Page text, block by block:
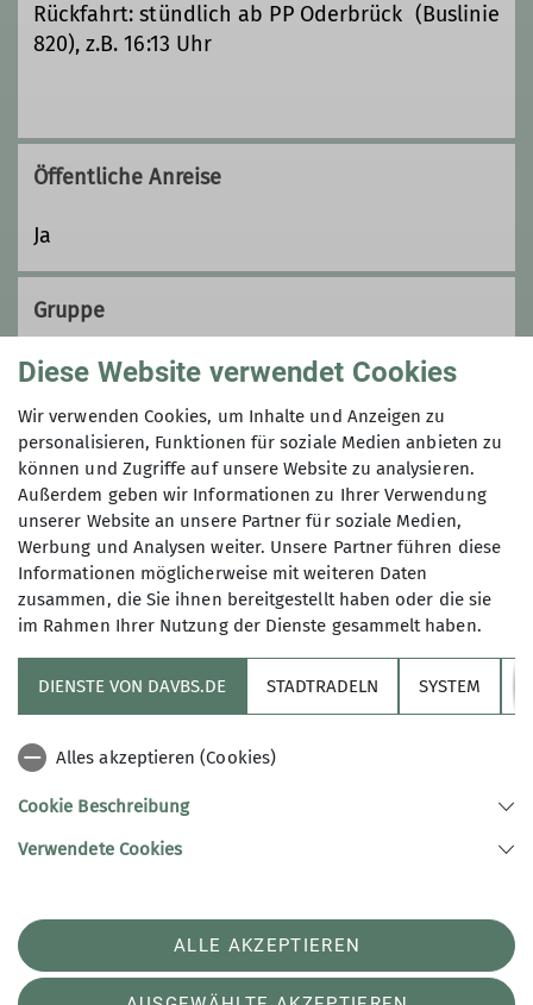
Rückfahrt: stündlich ab PP Oderbrück (Buslinie
820), z.B. 16:13 Uhr
Öffentliche Anreise
Ja
Gruppe
Wandergruppe
Gemeinsam wandern wir in der
Region und verpflegen uns unterwegs
mit unserem eigenen Proviant. Gäste,
die uns kennen lernen möchten, sind
herzlich willkommen! Alle wandern
Bei allen Wanderungen treffen wir uns
15 Minuten vor Abfahrt.
Details
Sektion
Alpenverein
Sektion Braunschweig des Deutschen Alpenvereins e.V.
Telefon +4953142477
Diese Website verwendet Cookies
Wir verwenden Cookies, um Inhalte und Anzeigen zu
personalisieren, Funktionen für soziale Medien anbieten zu
können und Zugriffe auf unsere Website zu analysieren.
Außerdem geben wir Informationen zu Ihrer Verwendung
unserer Website an unsere Partner für soziale Medien,
Werbung und Analysen weiter. Unsere Partner führen diese
Informationen möglicherweise mit weiteren Daten
zusammen, die Sie ihnen bereitgestellt haben oder die sie
im Rahmen Ihrer Nutzung der Dienste gesammelt haben.
DIENSTE VON DAVBS.DE STADTRADELN SYSTEM
Alles akzeptieren (Cookies)
Cookie Beschreibung
Verwendete Cookies
ALLE AKZEPTIEREN